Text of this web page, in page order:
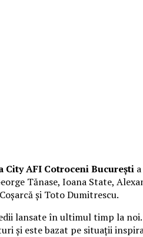
City AFI Cotroceni București
Tănase, Ioana State,
și Toto Dumitrescu.
lansate în ultimul timp la
și este bazat pe situații